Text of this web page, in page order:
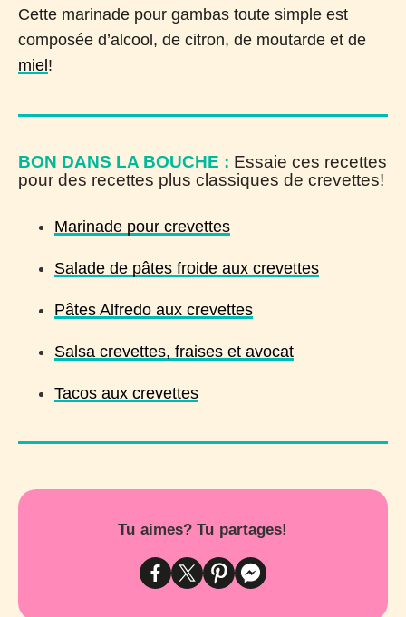
Cette marinade pour gambas toute simple est
composée d’alcool, de citron, de moutarde et de
miel !
BON DANS LA BOUCHE : Essaie ces recettes
pour des recettes plus classiques de crevettes!
Marinade pour crevettes
Salade de pâtes froide aux crevettes
Pâtes Alfredo aux crevettes
Salsa crevettes, fraises et avocat
Tacos aux crevettes
Tu aimes? Tu partages!